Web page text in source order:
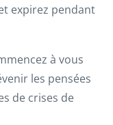
expirez pendant
à vous
les pensées
de crises de